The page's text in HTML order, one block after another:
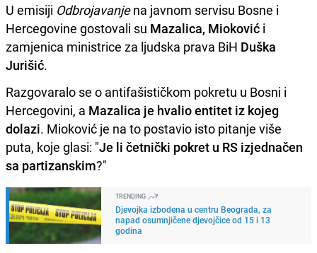
U emisiji Odbrojavanjena javnom servisu Bosne i
Hercegovine gostovali su Mazalica, Mioković i
zamjenica ministrice za ljudska prava BiH Duška
Jurišić.
Razgovaralo se o antifašističkom pokretu u Bosni i
Hercegovini, a Mazalica je hvalio entitet iz kojeg
dolazi. Mioković je na to postavio isto pitanje više
puta, koje glasi: "Je li četnički pokret u RS izjednačen
sa partizanskim?"
TRENDING
Djevojka izbodena u centru Beograda, za
napad osumnjičene djevojčice od 15 i 13
godina